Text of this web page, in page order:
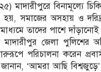
মাদারীপুরে বিনামূল্যে
সমাজের অসহায় ও
তাদের পাশে
মাদারীপুর জেলা
পরিচালনা করেন
‘আমরা আছি